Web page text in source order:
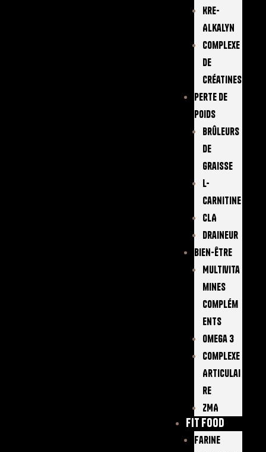
Kre-
Alkalyn
Complexe
De
Créatines
Perte De
Poids
Brûleurs
De
Graisse
L-
Carnitine
CLA
Draineur
Bien-Être
Multivita
Mines
Complém
Ents
Omega 3
Complexe
Articulai
Re
ZMA
FIT FOOD
Farine